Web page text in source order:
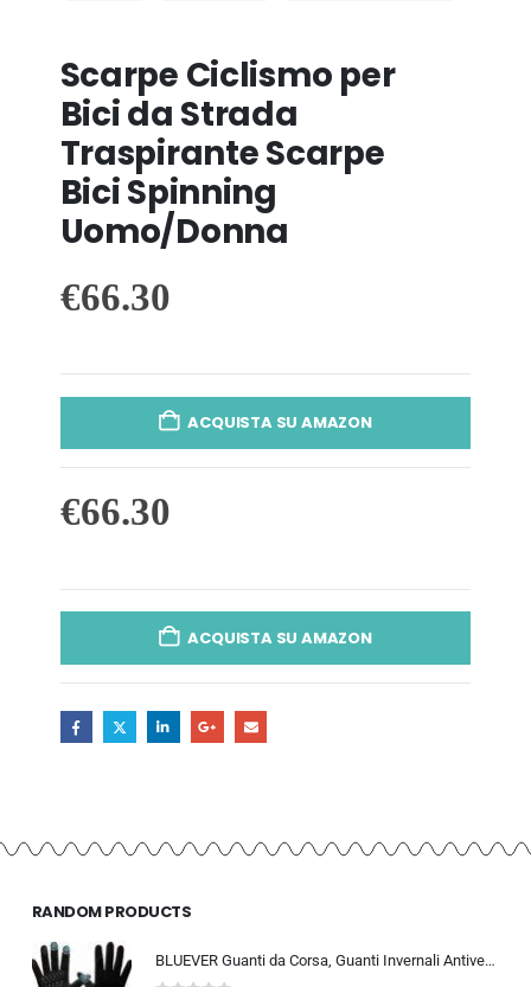
Scarpe Ciclismo per
Bici da Strada
Traspirante Scarpe
Bici Spinning
Uomo/Donna
€66.30
ACQUISTA SU AMAZON
€66.30
ACQUISTA SU AMAZON
RANDOM PRODUCTS
BLUEVER Guanti da Corsa, Guanti Invernali Antivento Touchscreen Guanti Sportivi Caldi Antiscivolo Idrorepellenti per Uomo Don